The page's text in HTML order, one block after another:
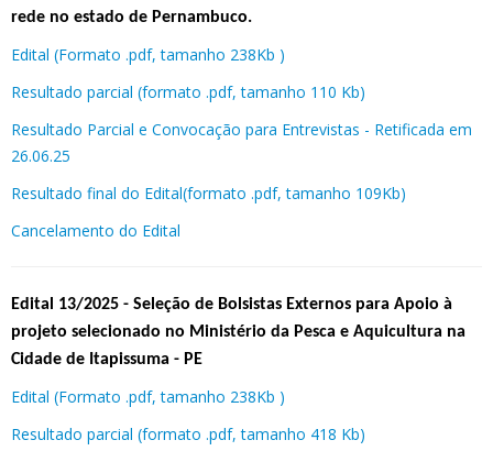
rede no estado de Pernambuco.
Edital (Formato .pdf, tamanho 238Kb )
Resultado parcial (formato .pdf, tamanho 110 Kb)
Resultado Parcial e Convocação para Entrevistas - Retificada em
26.06.25
Resultado final do Edital(formato .pdf, tamanho 109Kb)
Cancelamento do Edital
Edital 13/2025 - Seleção de Bolsistas Externos para Apoio à
projeto selecionado no Ministério da Pesca e Aquicultura na
Cidade de Itapissuma - PE
Edital (Formato .pdf, tamanho 238Kb )
Resultado parcial (formato .pdf, tamanho 418 Kb)